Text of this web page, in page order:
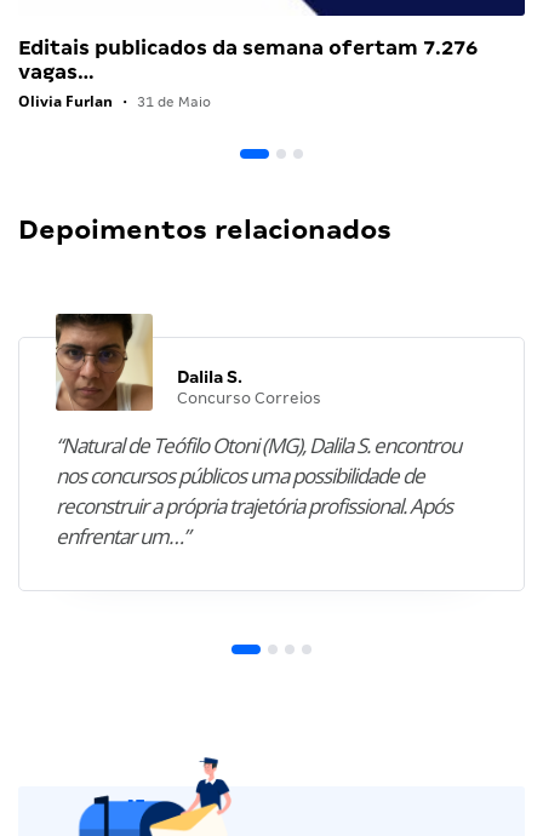
Editais publicados da semana ofertam 7.276
vagas…
Olivia Furlan • 31 de Maio
Depoimentos relacionados
Dalila S.
Concurso Correios
“Natural de Teófilo Otoni (MG), Dalila S. encontrou
nos concursos públicos uma possibilidade de
reconstruir a própria trajetória profissional. Após
enfrentar um…”